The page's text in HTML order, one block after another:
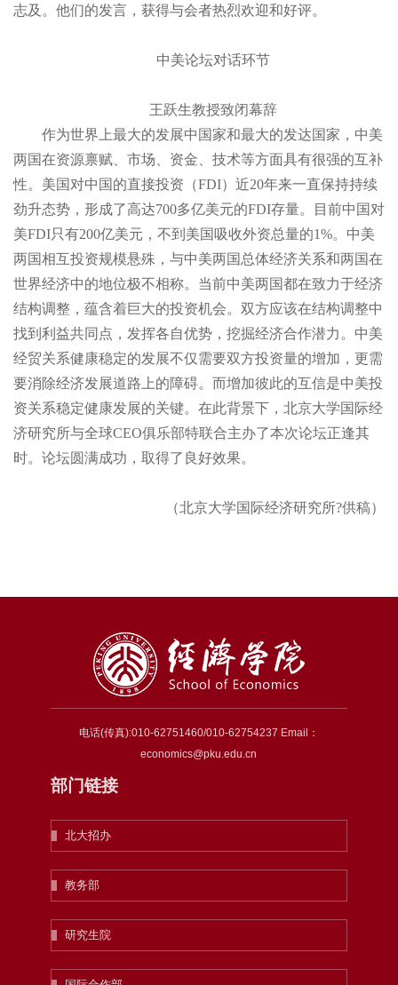
志及。他们的发言，获得与会者热烈欢迎和好评。
中美论坛对话环节
王跃生教授致闭幕辞
作为世界上最大的发展中国家和最大的发达国家，中美
两国在资源禀赋、市场、资金、技术等方面具有很强的互补
性。美国对中国的直接投资（FDI）近20年来一直保持持续
劲升态势，形成了高达700多亿美元的FDI存量。目前中国对
美FDI只有200亿美元，不到美国吸收外资总量的1%。中美
两国相互投资规模悬殊，与中美两国总体经济关系和两国在
世界经济中的地位极不相称。当前中美两国都在致力于经济
结构调整，蕴含着巨大的投资机会。双方应该在结构调整中
找到利益共同点，发挥各自优势，挖掘经济合作潜力。中美
经贸关系健康稳定的发展不仅需要双方投资量的增加，更需
要消除经济发展道路上的障碍。而增加彼此的互信是中美投
资关系稳定健康发展的关键。在此背景下，北京大学国际经
济研究所与全球CEO俱乐部特联合主办了本次论坛正逢其
时。论坛圆满成功，取得了良好效果。
（北京大学国际经济研究所?供稿）
电话(传真):010-62751460/010-62754237 Email：
economics@pku.edu.cn
部门链接
北大招办
教务部
研究生院